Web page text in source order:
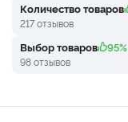
Количество товаров
217 отзывов
Выбор товаров 95%
98 отзывов